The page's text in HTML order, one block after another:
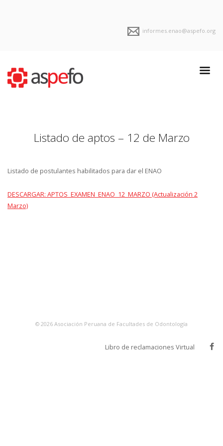
informes.enao@aspefo.org
Listado de aptos – 12 de Marzo
Listado de postulantes habilitados para dar el ENAO
DESCARGAR: APTOS_EXAMEN_ENAO_12_MARZO (Actualización 2
Marzo)
© 2026 Asociación Peruana de Facultades de Odontología
Libro de reclamaciones Virtual